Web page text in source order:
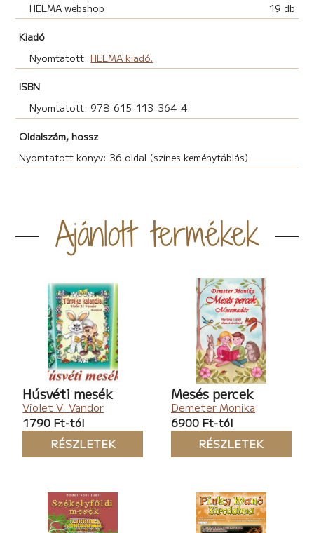
HELMA webshop 19 db
Kiadó
Nyomtatott: HELMA kiadó.
ISBN
Nyomtatott: 978-615-113-364-4
Oldalszám, hossz
Nyomtatott könyv: 36 oldal (színes keménytáblás)
Ajánlott termékek
Húsvéti mesék
Violet V. Vandor
1790 Ft-tól
RÉSZLETEK
Mesés percek
Demeter Monika
6900 Ft-tól
RÉSZLETEK